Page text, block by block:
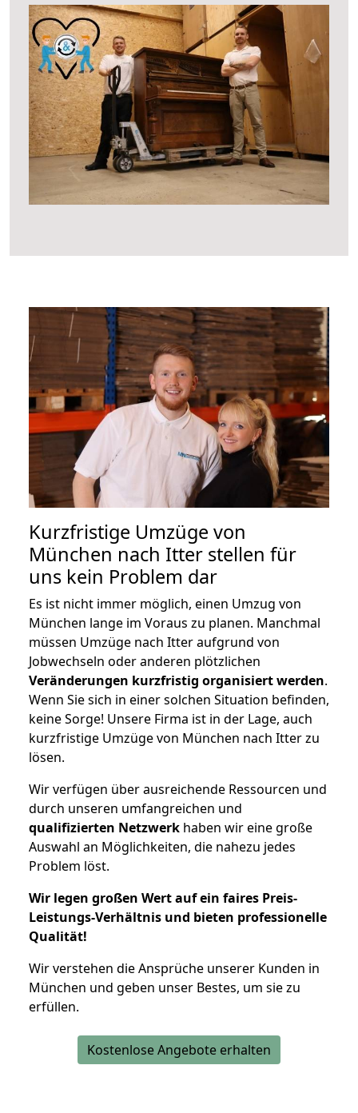
Kurzfristige Umzüge von
München nach Itter stellen für
uns kein Problem dar
Es ist nicht immer möglich, einen Umzug von
München lange im Voraus zu planen. Manchmal
müssen Umzüge nach Itter aufgrund von
Jobwechseln oder anderen plötzlichen
Veränderungen kurzfristig organisiert werden.
Wenn Sie sich in einer solchen Situation befinden,
keine Sorge! Unsere Firma ist in der Lage, auch
kurzfristige Umzüge von München nach Itter zu
lösen.
Wir verfügen über ausreichende Ressourcen und
durch unseren umfangreichen und
qualifizierten Netzwerk haben wir eine große
Auswahl an Möglichkeiten, die nahezu jedes
Problem löst.
Wir legen großen Wert auf ein faires Preis-
Leistungs-Verhältnis und bieten professionelle
Qualität!
Wir verstehen die Ansprüche unserer Kunden in
München und geben unser Bestes, um sie zu
erfüllen.
Kostenlose Angebote erhalten